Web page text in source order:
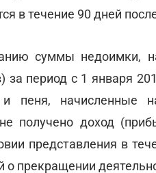
в течение 90 дней
суммы недоимки,
период с 1 января
пеня, начисленные
получено доход
представления в
о прекращении